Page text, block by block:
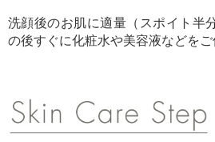
洗顔後のお肌に適量（スポイト半
の後すぐに化粧水や美容液などをご